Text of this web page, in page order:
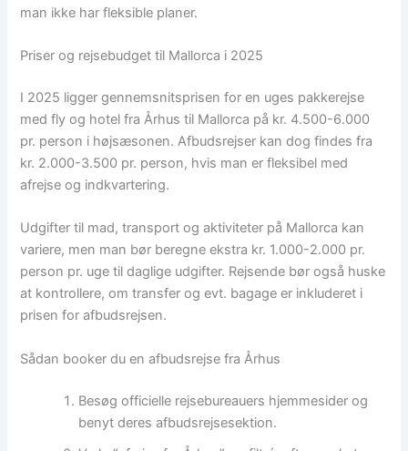
man ikke har fleksible planer.
Priser og rejsebudget til Mallorca i 2025
I 2025 ligger gennemsnitsprisen for en uges pakkerejse
med fly og hotel fra Århus til Mallorca på kr. 4.500-6.000
pr. person i højsæsonen. Afbudsrejser kan dog findes fra
kr. 2.000-3.500 pr. person, hvis man er fleksibel med
afrejse og indkvartering.
Udgifter til mad, transport og aktiviteter på Mallorca kan
variere, men man bør beregne ekstra kr. 1.000-2.000 pr.
person pr. uge til daglige udgifter. Rejsende bør også huske
at kontrollere, om transfer og evt. bagage er inkluderet i
prisen for afbudsrejsen.
Sådan booker du en afbudsrejse fra Århus
Besøg officielle rejsebureauers hjemmesider og
benyt deres afbudsrejsesektion.